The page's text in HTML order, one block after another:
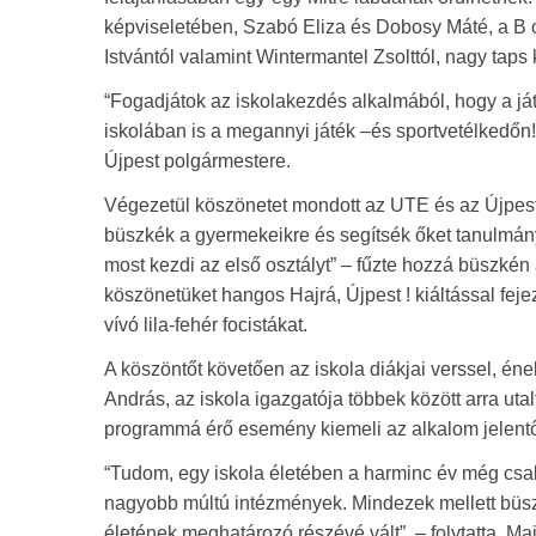
képviseletében, Szabó Eliza és Dobosy Máté, a
Istvántól valamint Wintermantel Zsolttól, nagy taps
“Fogadjátok az iskolakezdés alkalmából, hogy a
iskolában is a megannyi játék –és
Újpest polgármestere.
Végezetül köszönetet mondott az UTE és az
büszkék a gyermekeikre és segítsék őket
most kezdi az első osztályt” – fűzte hozzá
köszönetüket hangos Hajrá, Újpest ! kiáltással
vívó lila-fehér focistákat.
A köszöntőt követően az iskola diákjai verssel,
András, az iskola igazgatója többek között arra
programmá érő esemény kiemeli az alkalom
“Tudom, egy iskola életében a harminc év még
nagyobb múltú intézmények. Mindezek mellett